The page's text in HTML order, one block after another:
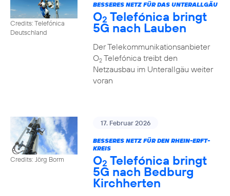
Credits: Telefónica
Deutschland
BESSERES NETZ FÜR DAS UNTERALLGÄU
O2 Telefónica bringt
5G nach Lauben
Der Telekommunikationsanbieter
O2Telefónica treibt den
Netzausbau im Unterallgäu weiter
voran
Credits: Jörg Borm
17. Februar 2026
BESSERES NETZ FÜR DEN RHEIN-ERFT-
KREIS
O2 Telefónica bringt
5G nach Bedburg
Kirchherten